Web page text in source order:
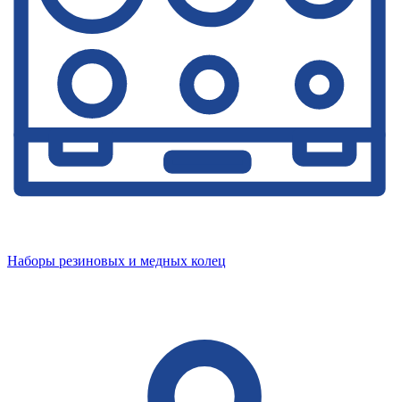
Наборы резиновых и медных колец